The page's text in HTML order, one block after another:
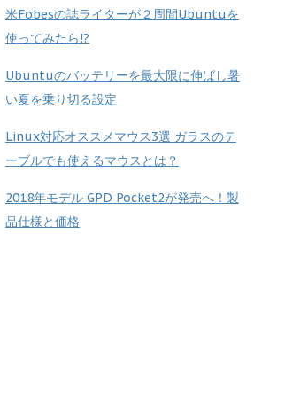
米Fobesの誌ライターが２周間Ubuntuを
使ってみたら!?
Ubuntuのバッテリーを最大限に伸ばし暑
い夏を乗り切る設定
Linux対応オススメマウス3選 ガラスのテ
ーブルでも使えるマウスとは？
2018年モデル GPD Pocket2が発売へ！製
品仕様と価格